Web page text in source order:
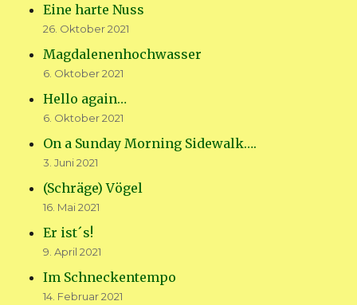
Eine harte Nuss
26. Oktober 2021
Magdalenenhochwasser
6. Oktober 2021
Hello again…
6. Oktober 2021
On a Sunday Morning Sidewalk….
3. Juni 2021
(Schräge) Vögel
16. Mai 2021
Er ist´s!
9. April 2021
Im Schneckentempo
14. Februar 2021